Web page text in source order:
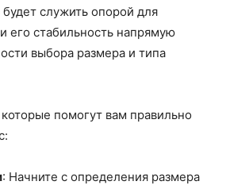
будет служить опорой для
его стабильность напрямую
выбора размера и типа
помогут вам правильно
: Начните с определения размера